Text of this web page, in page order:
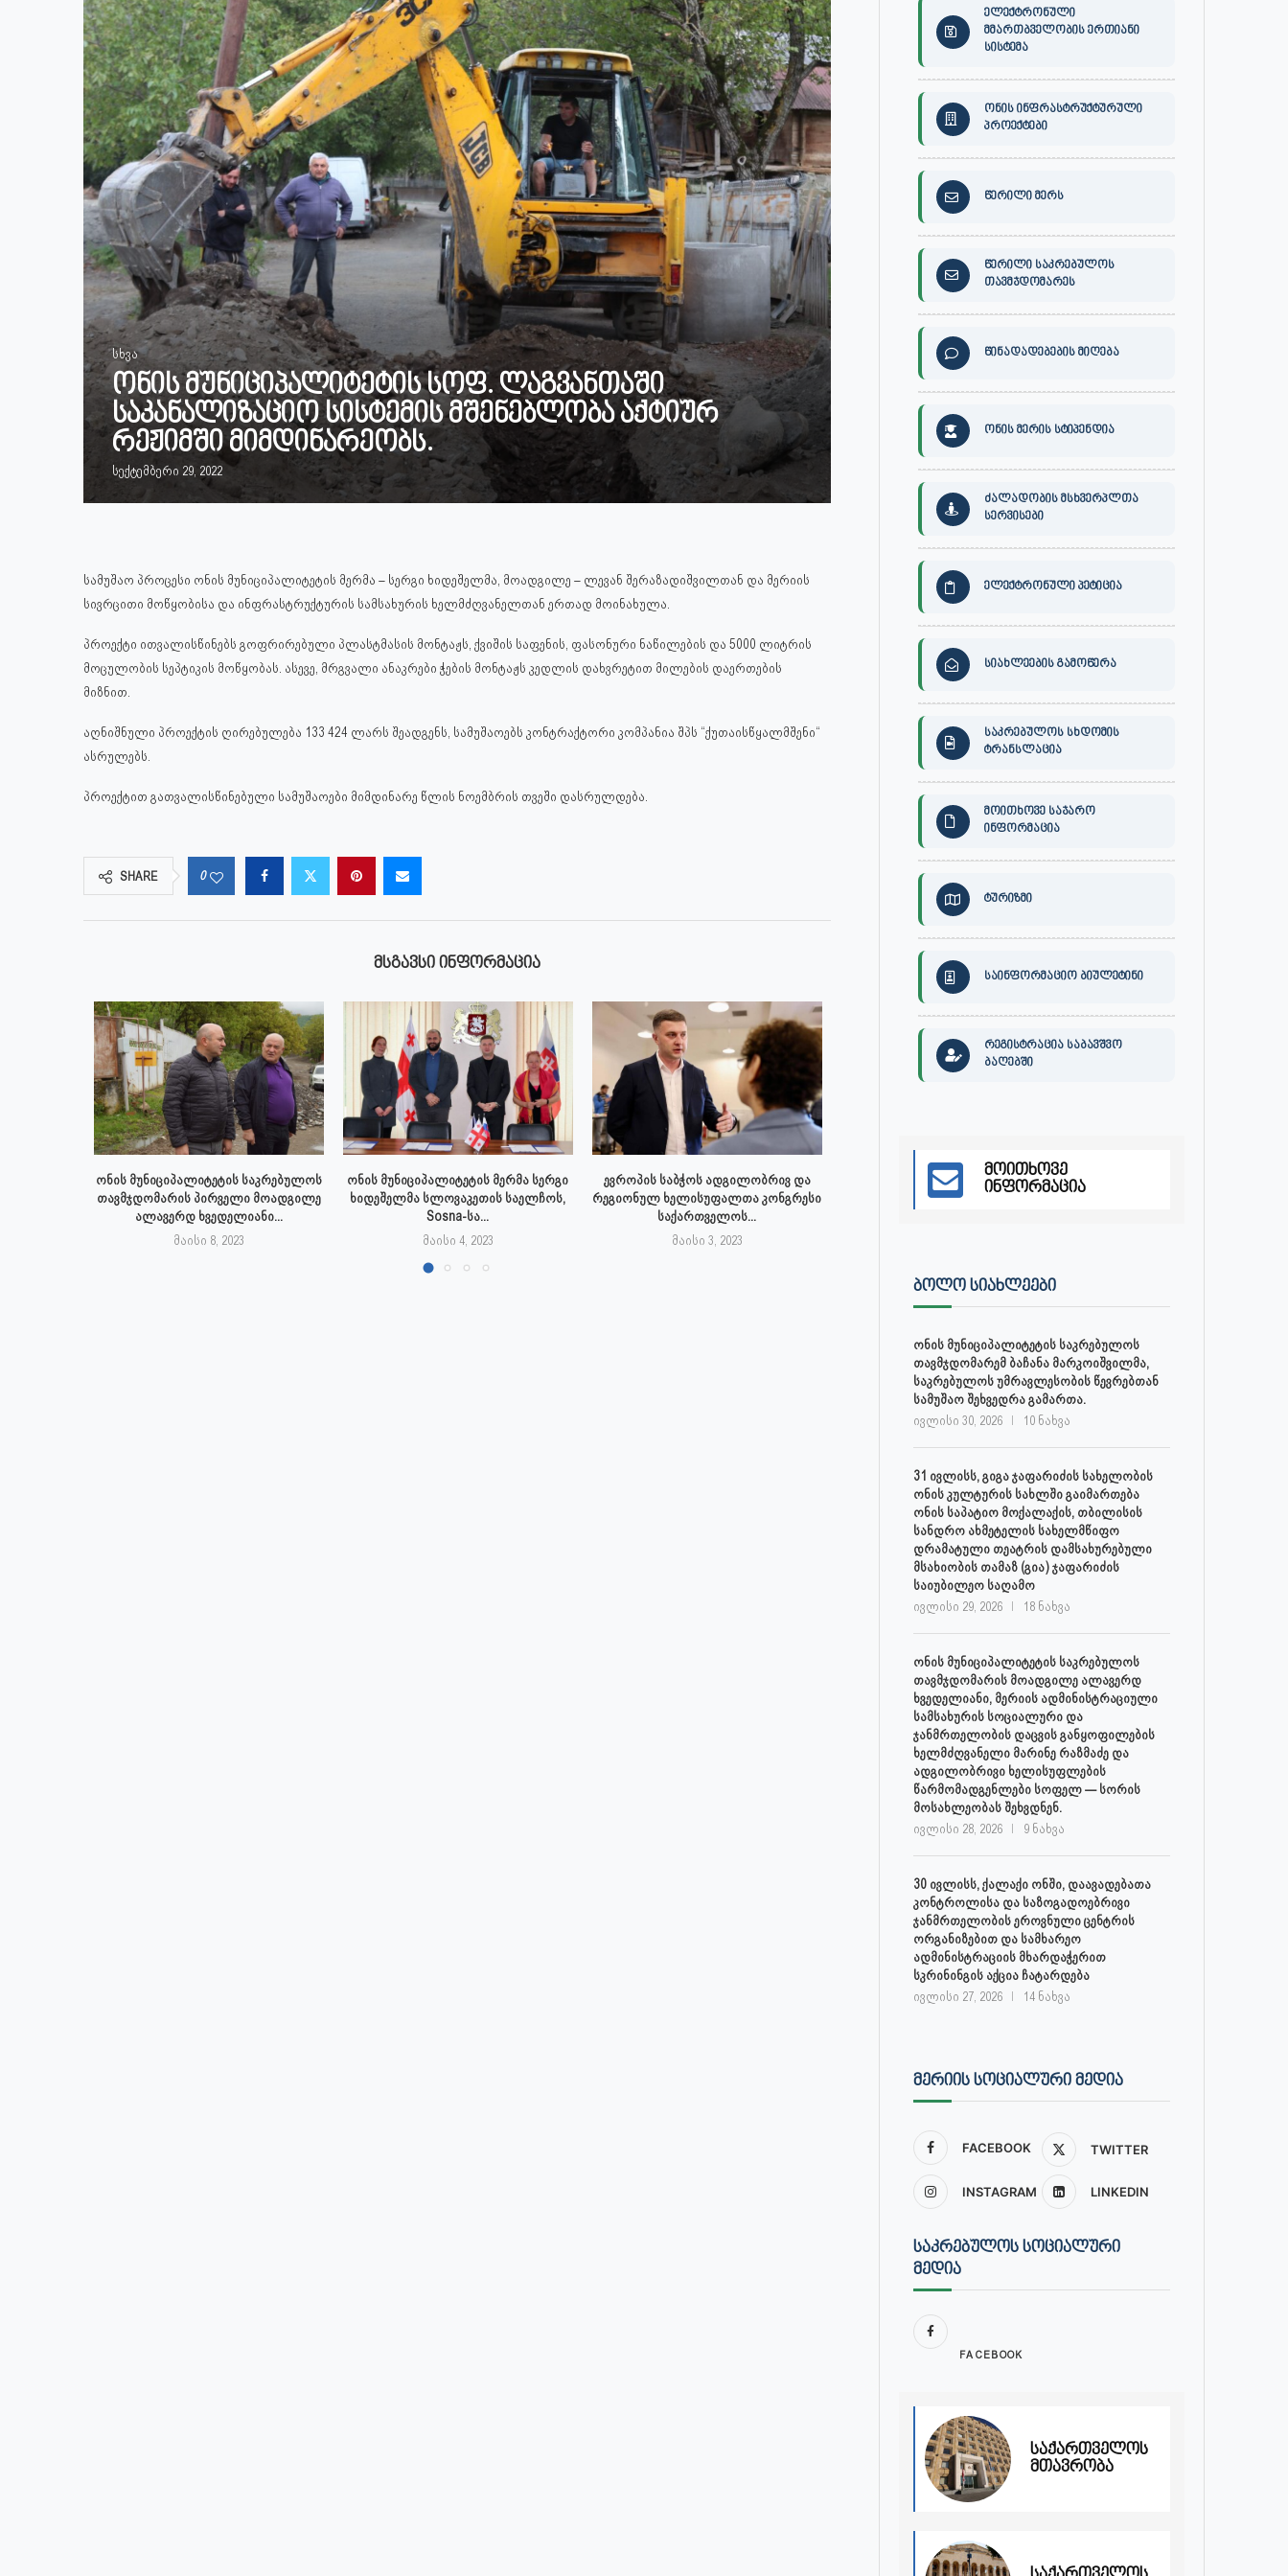
სხვა
ონის მუნიციპალიტეტის სოფ. ლაგვანთაში
საკანალიზაციო სისტემის მშენებლობა აქტიურ
რეჟიმში მიმდინარეობს.
სექტემბერი 29, 2022
სამუშაო პროცესი ონის მუნიციპალიტეტის მერმა – სერგი ხიდეშელმა, მოადგილე – ლევან შერაზადიშვილთან და მერიის
სივრცითი მოწყობისა და ინფრასტრუქტურის სამსახურის ხელმძღვანელთან ერთად მოინახულა.
პროექტი ითვალისწინებს გოფრირებული პლასტმასის მონტაჟს, ქვიშის საფენის, ფასონური ნაწილების და 5000 ლიტრის
მოცულობის სეპტიკის მოწყობას. ასევე, მრგვალი ანაკრები ჭების მონტაჟს კედლის დახვრეტით მილების დაერთების
მიზნით.
აღნიშნული პროექტის ღირებულება 133 424 ლარს შეადგენს, სამუშაოებს კონტრაქტორი კომპანია შპს “ქუთაისწყალმშენი“
ასრულებს.
პროექტით გათვალისწინებული სამუშაოები მიმდინარე წლის ნოემბრის თვეში დასრულდება.
SHARE 0
ᲛᲡᲒᲐᲕᲡᲘ ᲘᲜᲤᲝᲠᲛᲐᲪᲘᲐ
ონის მუნიციპალიტეტის საკრებულოს
თავმჯდომარის პირველი მოადგილე
ალავერდ ხვედელიანი...
მაისი 8, 2023
ონის მუნიციპალიტეტის მერმა სერგი
ხიდეშელმა სლოვაკეთის საელჩოს,
Sosna-სა...
მაისი 4, 2023
ევროპის საბჭოს ადგილობრივ და
რეგიონულ ხელისუფალთა კონგრესი
საქართველოს...
მაისი 3, 2023
განცხადება
ელექტრონული
მმართბველობის ერთიანი
სისტემა
ონის ინფრასტრუქტურული
პროექტები
წერილი მერს
წერილი საკრებულოს
თავმჯდომარეს
წინადადებების მიღება
ონის მერის სტიპენდია
ძალადობის მსხვერპლთა
სერვისები
ელექტრონული პეტიცია
სიახლეების გამოწერა
საკრებულოს სხდომის
ტრანსლაცია
მოითხოვე საჯარო
ინფორმაცია
ტურიზმი
საინფორმაციო ბიულეტინი
რეგისტრაცია საბავშვო
ბაღებში
მოითხოვე
ინფორმაცია
ᲑᲝᲚᲝ ᲡᲘᲐᲮᲚᲔᲔᲑᲘ
ონის მუნიციპალიტეტის საკრებულოს
თავმჯდომარემ ბაჩანა მარკოიშვილმა,
საკრებულოს უმრავლესობის წევრებთან
სამუშაო შეხვედრა გამართა.
ივლისი 30, 2026 10 ნახვა
31 ივლისს, გიგა ჯაფარიძის სახელობის
ონის კულტურის სახლში გაიმართება
ონის საპატიო მოქალაქის, თბილისის
სანდრო ახმეტელის სახელმწიფო
დრამატული თეატრის დამსახურებული
მსახიობის თამაზ (გია) ჯაფარიძის
საიუბილეო საღამო
ივლისი 29, 2026 18 ნახვა
ონის მუნიციპალიტეტის საკრებულოს
თავმჯდომარის მოადგილე ალავერდ
ხვედელიანი, მერიის ადმინისტრაციული
სამსახურის სოციალური და
ჯანმრთელობის დაცვის განყოფილების
ხელმძღვანელი მარინე რაზმაძე და
ადგილობრივი ხელისუფლების
წარმომადგენლები სოფელ — სორის
მოსახლეობას შეხვდნენ.
ივლისი 28, 2026 9 ნახვა
30 ივლისს, ქალაქი ონში, დაავადებათა
კონტროლისა და საზოგადოებრივი
ჯანმრთელობის ეროვნული ცენტრის
ორგანიზებით და სამხარეო
ადმინისტრაციის მხარდაჭერით
სკრინინგის აქცია ჩატარდება
ივლისი 27, 2026 14 ნახვა
ᲛᲔᲠᲘᲘᲡ ᲡᲝᲪᲘᲐᲚᲣᲠᲘ ᲛᲔᲓᲘᲐ
FACEBOOK TWITTER
INSTAGRAM LINKEDIN
ᲡᲐᲙᲠᲔᲑᲣᲚᲝᲡ ᲡᲝᲪᲘᲐᲚᲣᲠᲘ
ᲛᲔᲓᲘᲐ
FACEBOOK
საქართველოს
მთავრობა